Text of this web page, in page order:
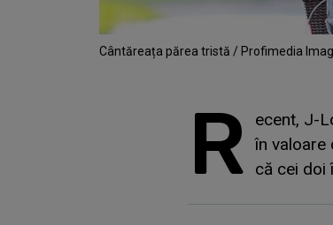
Cântăreața părea tristă / Profimedia
R
ecent, J-
în valoare
că cei doi